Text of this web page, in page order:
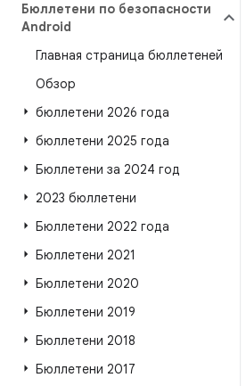
Бюллетени по безопасности
Android
Главная страница бюллетеней
Обзор
бюллетени 2026 года
бюллетени 2025 года
Бюллетени за 2024 год
2023 бюллетени
Бюллетени 2022 года
Бюллетени 2021
Бюллетени 2020
Бюллетени 2019
Бюллетени 2018
Бюллетени 2017